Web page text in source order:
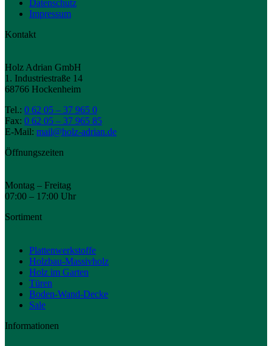
Datenschutz
Impressum
Kontakt
Holz Adrian GmbH
1. Industriestraße 14
68766 Hockenheim
Tel.: 0 62 05 – 37 965 0
Fax: 0 62 05 – 37 965 85
E-Mail: mail@holz-adrian.de
Öffnungszeiten
Montag – Freitag
07:00 – 17:00 Uhr
Sortiment
Plattenwerkstoffe
Holzbau-Massivholz
Holz im Garten
Türen
Boden-Wand-Decke
Sale
Informationen